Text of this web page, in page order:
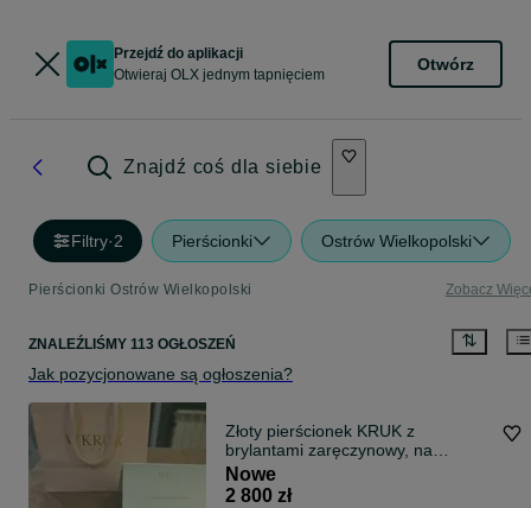
Przejdź do aplikacji
Otwieraj OLX jednym tapnięciem
Otwórz
Znajdź coś dla siebie
Filtry·2 Pierścionki Ostrów Wielkopolski
Pierścionki Ostrów Wielkopolski Zobacz
ZNALEŹLIŚMY 113 OGŁOSZEŃ
Jak pozycjonowane są ogłoszenia?
Złoty pierścionek KRUK z
brylantami zaręczynowy, na
prezent
Nowe
2 800 zł